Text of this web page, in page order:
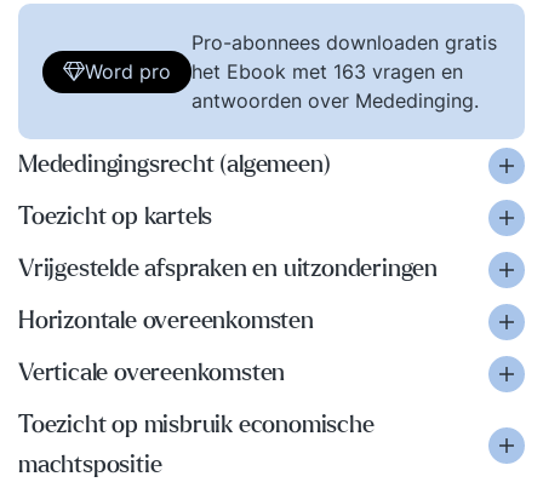
Word pro
Pro-abonnees downloaden gratis
het Ebook met 163 vragen en
antwoorden over Mededinging.
Mededingingsrecht (algemeen)
Toezicht op kartels
Vrijgestelde afspraken en uitzonderingen
Horizontale overeenkomsten
Verticale overeenkomsten
Toezicht op misbruik economische
machtspositie